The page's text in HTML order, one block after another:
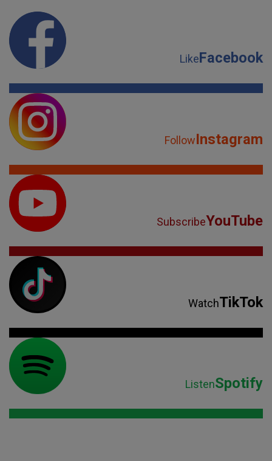
LikeFacebook
FollowInstagram
SubscribeYouTube
WatchTikTok
ListenSpotify